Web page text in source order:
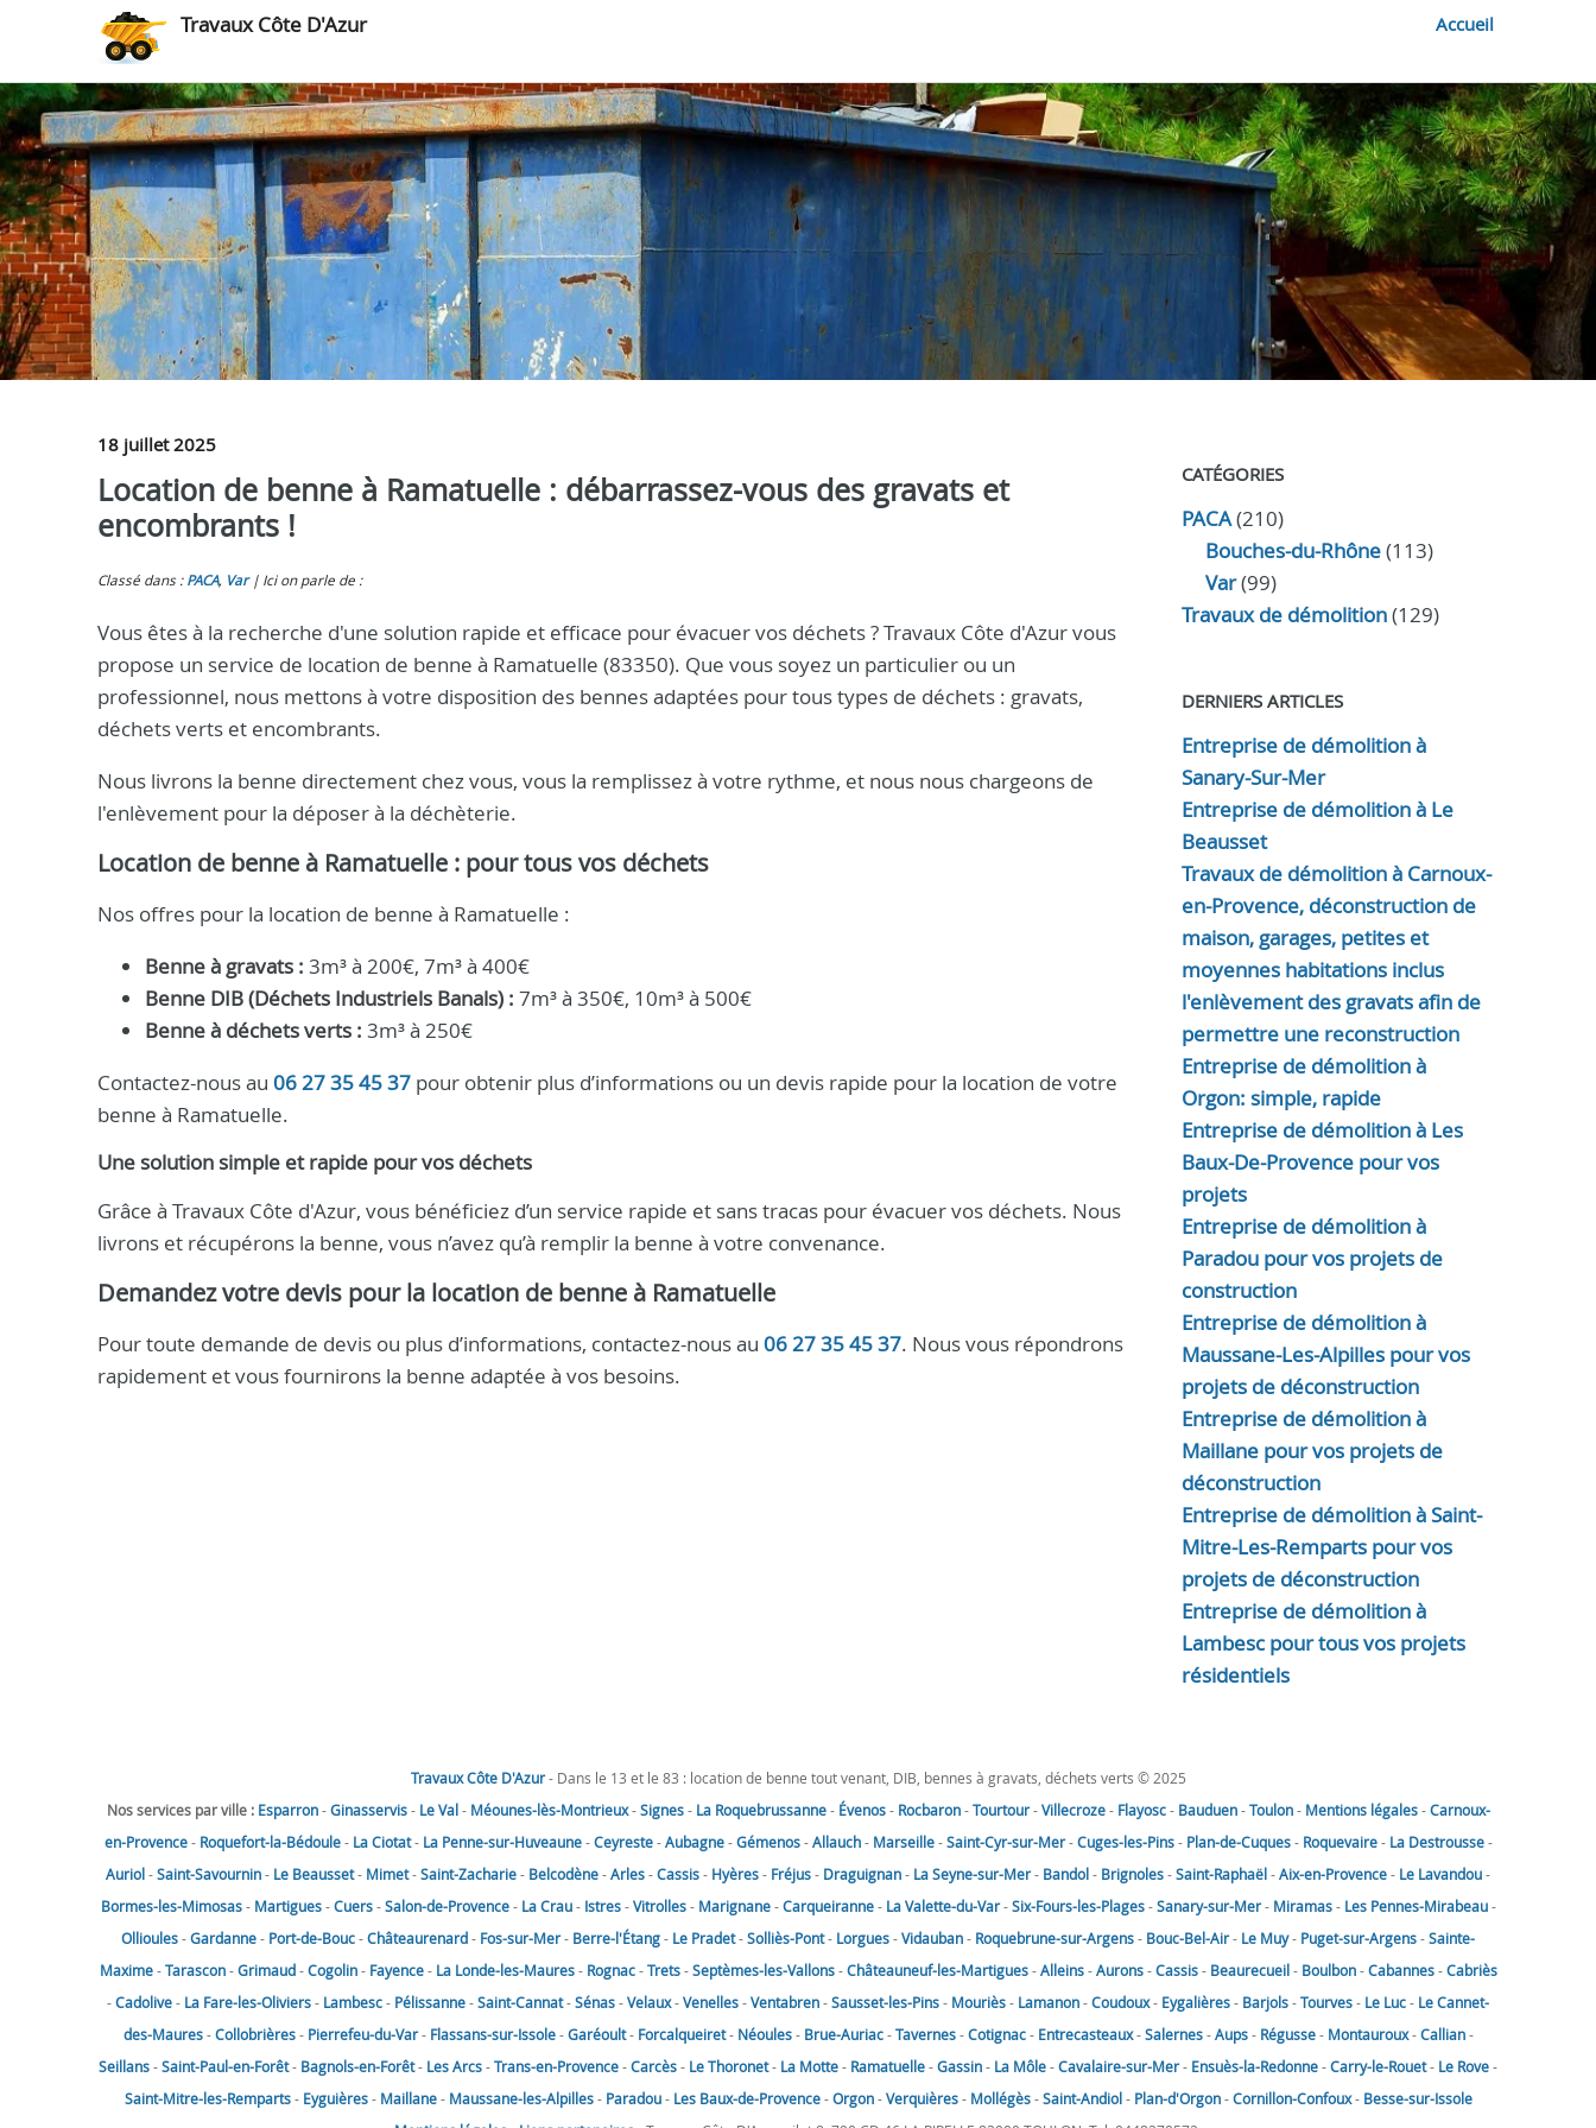
Travaux Côte D'Azur Accueil
18 juillet 2025
Location de benne à Ramatuelle : débarrassez-vous des gravats et
encombrants !
Classé dans : PACA, Var Ici on parle de :
Vous êtes à la recherche d'une solution rapide et efficace pour évacuer vos déchets ? Travaux Côte d'Azur vous
propose un service de location de benne à Ramatuelle (83350). Que vous soyez un particulier ou un
professionnel, nous mettons à votre disposition des bennes adaptées pour tous types de déchets : gravats,
déchets verts et encombrants.
Nous livrons la benne directement chez vous, vous la remplissez à votre rythme, et nous nous chargeons de
l'enlèvement pour la déposer à la déchèterie.
Location de benne à Ramatuelle : pour tous vos déchets
Nos offres pour la location de benne à Ramatuelle :
Benne à gravats : 3m³ à 200€, 7m³ à 400€
Benne DIB (Déchets Industriels Banals) : 7m³ à 350€, 10m³ à 500€
Benne à déchets verts : 3m³ à 250€
Contactez-nous au 06 27 35 45 37 pour obtenir plus d’informations ou un devis rapide pour la location de votre
benne à Ramatuelle.
Une solution simple et rapide pour vos déchets
Grâce à Travaux Côte d'Azur, vous bénéficiez d’un service rapide et sans tracas pour évacuer vos déchets. Nous
livrons et récupérons la benne, vous n’avez qu’à remplir la benne à votre convenance.
Demandez votre devis pour la location de benne à Ramatuelle
Pour toute demande de devis ou plus d’informations, contactez-nous au 06 27 35 45 37. Nous vous répondrons
rapidement et vous fournirons la benne adaptée à vos besoins.
CATÉGORIES
PACA(210)
Bouches-du-Rhône(113)
Var(99)
Travaux de démolition(129)
DERNIERS ARTICLES
Entreprise de démolition à
Sanary-Sur-Mer
Entreprise de démolition à Le
Beausset
Travaux de démolition à Carnoux-
en-Provence, déconstruction de
maison, garages, petites et
moyennes habitations inclus
l'enlèvement des gravats afin de
permettre une reconstruction
Entreprise de démolition à
Orgon: simple, rapide
Entreprise de démolition à Les
Baux-De-Provence pour vos
projets
Entreprise de démolition à
Paradou pour vos projets de
construction
Entreprise de démolition à
Maussane-Les-Alpilles pour vos
projets de déconstruction
Entreprise de démolition à
Maillane pour vos projets de
déconstruction
Entreprise de démolition à Saint-
Mitre-Les-Remparts pour vos
projets de déconstruction
Entreprise de démolition à
Lambesc pour tous vos projets
résidentiels
Travaux Côte D'Azur- Dans le 13 et le 83 : location de benne tout venant, DIB, bennes à gravats, déchets verts © 2025
Nos services par ville : Esparron-Ginasservis- Le Val- Méounes-lès-Montrieux-Signes- La Roquebrussanne- Évenos- Rocbaron-Tourtour-Villecroze- Flayosc- Bauduen-Toulon- Mentions légales-Carnoux-
en-Provence- Roquefort-la-Bédoule- La Ciotat- La Penne-sur-Huveaune-Ceyreste-Aubagne-Gémenos-Allauch- Marseille-Saint-Cyr-sur-Mer-Cuges-les-Pins- Plan-de-Cuques- Roquevaire- La Destrousse-
Auriol-Saint-Savournin- Le Beausset- Mimet-Saint-Zacharie- Belcodène-Arles-Cassis- Hyères- Fréjus- Draguignan- La Seyne-sur-Mer- Bandol- Brignoles-Saint-Raphaël-Aix-en-Provence- Le Lavandou-
Bormes-les-Mimosas- Martigues-Cuers-Salon-de-Provence- La Crau- Istres-Vitrolles- Marignane-Carqueiranne- La Valette-du-Var-Six-Fours-les-Plages-Sanary-sur-Mer- Miramas- Les Pennes-Mirabeau-
Ollioules-Gardanne- Port-de-Bouc-Châteaurenard- Fos-sur-Mer- Berre-l'Étang- Le Pradet-Solliès-Pont- Lorgues-Vidauban- Roquebrune-sur-Argens- Bouc-Bel-Air- Le Muy- Puget-sur-Argens-Sainte-
Maxime-Tarascon-Grimaud-Cogolin- Fayence- La Londe-les-Maures- Rognac-Trets-Septèmes-les-Vallons-Châteauneuf-les-Martigues-Alleins-Aurons-Cassis- Beaurecueil- Boulbon-Cabannes-Cabriès
-Cadolive- La Fare-les-Oliviers- Lambesc- Pélissanne-Saint-Cannat-Sénas-Velaux-Venelles-Ventabren-Sausset-les-Pins- Mouriès- Lamanon-Coudoux- Eygalières- Barjols-Tourves- Le Luc- Le Cannet-
des-Maures-Collobrières- Pierrefeu-du-Var- Flassans-sur-Issole-Garéoult- Forcalqueiret- Néoules- Brue-Auriac-Tavernes-Cotignac- Entrecasteaux-Salernes-Aups- Régusse- Montauroux-Callian-
Seillans-Saint-Paul-en-Forêt- Bagnols-en-Forêt- Les Arcs-Trans-en-Provence-Carcès- Le Thoronet- La Motte- Ramatuelle-Gassin- La Môle-Cavalaire-sur-Mer- Ensuès-la-Redonne-Carry-le-Rouet- Le Rove-
Saint-Mitre-les-Remparts- Eyguières- Maillane- Maussane-les-Alpilles- Paradou- Les Baux-de-Provence-Orgon-Verquières- Mollégès-Saint-Andiol- Plan-d'Orgon-Cornillon-Confoux- Besse-sur-Issole